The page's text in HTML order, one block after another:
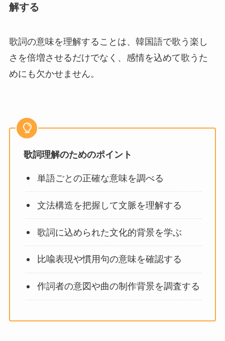
解する
歌詞の意味を理解することは、韓国語で歌う楽し
さを倍増させるだけでなく、感情を込めて歌うた
めにも欠かせません。
歌詞理解のためのポイント
単語ごとの正確な意味を調べる
文法構造を把握して文脈を理解する
歌詞に込められた文化的背景を学ぶ
比喩表現や慣用句の意味を確認する
作詞者の意図や曲の制作背景を調査する